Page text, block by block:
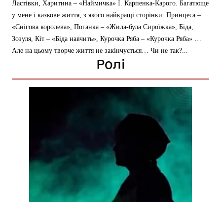
Ластівки, Харитина – «Наймичка» І. Карпенка-Карого. Багатюще
у мене і казкове життя, з якого найкращі сторінки: Принцеса –
«Снігова королева», Поганка – «Жила-була Сироїжка», Біда,
Зозуля, Кіт – «Біда навчить», Курочка Ряба – «Курочка Ряба» …
Але на цьому творче життя не закінчується… Чи не так?...
Ролі